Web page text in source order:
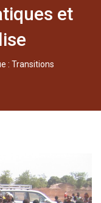
et
: Transitions